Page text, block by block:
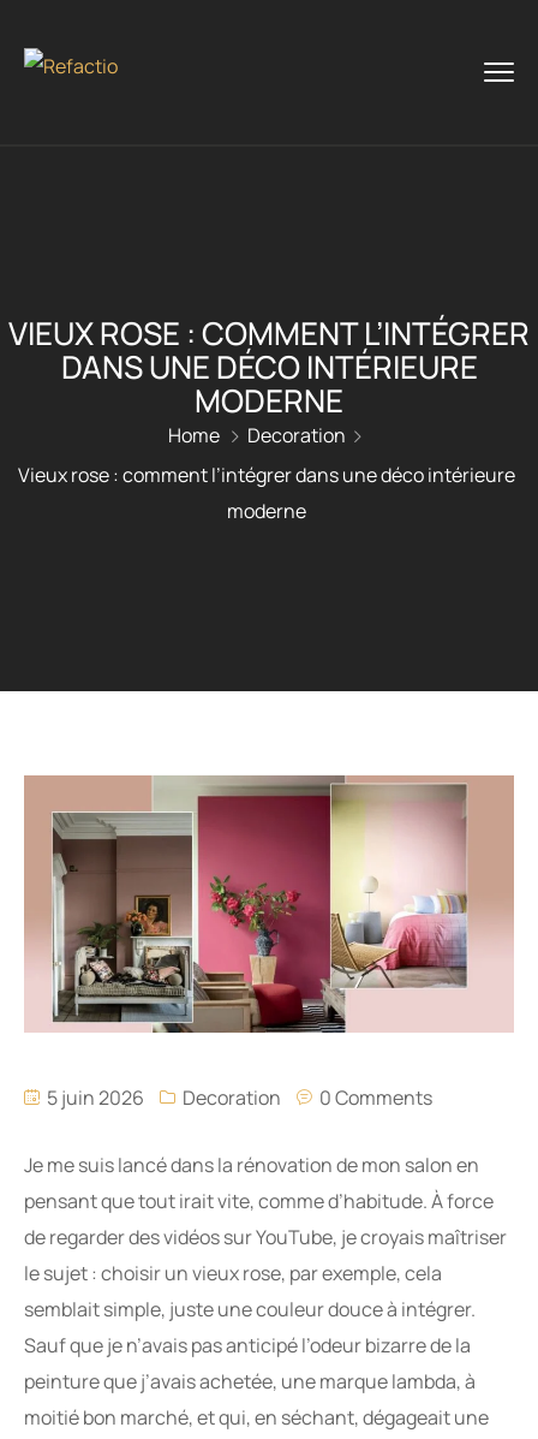
VIEUX ROSE : COMMENT L’INTÉGRER
DANS UNE DÉCO INTÉRIEURE
MODERNE
Home
Decoration
Vieux rose : comment l’intégrer dans une déco intérieure
moderne
5 juin 2026 Decoration 0 Comments
Je me suis lancé dans la rénovation de mon salon en
pensant que tout irait vite, comme d’habitude. À force
de regarder des vidéos sur YouTube, je croyais maîtriser
le sujet : choisir un vieux rose, par exemple, cela
semblait simple, juste une couleur douce à intégrer.
Sauf que je n’avais pas anticipé l’odeur bizarre de la
peinture que j’avais achetée, une marque lambda, à
moitié bon marché, et qui, en séchant, dégageait une